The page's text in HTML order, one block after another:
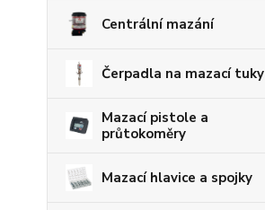
Centrální mazání
Čerpadla na mazací tuky
Mazací pistole a
průtokoměry
Mazací hlavice a spojky